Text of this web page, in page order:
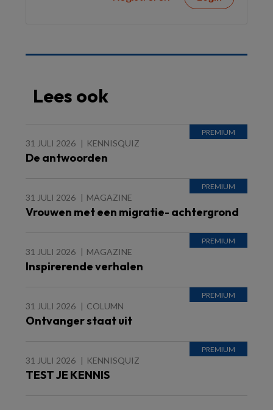
Lees ook
31 JULI 2026 KENNISQUIZ
De antwoorden
31 JULI 2026 MAGAZINE
Vrouwen met een migratie- achtergrond
31 JULI 2026 MAGAZINE
Inspirerende verhalen
31 JULI 2026 COLUMN
Ontvanger staat uit
31 JULI 2026 KENNISQUIZ
TEST JE KENNIS